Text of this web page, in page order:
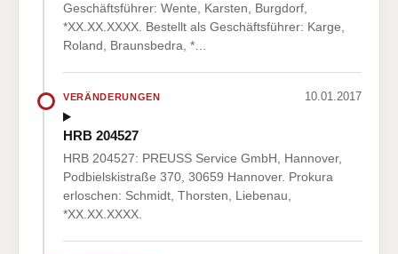
Geschäftsführer: Wente, Karsten, Burgdorf,
*XX.XX.XXXX. Bestellt als Geschäftsführer: Karge,
Roland, Braunsbedra, *…
VERÄNDERUNGEN 10.01.2017
HRB 204527
HRB 204527: PREUSS Service GmbH, Hannover,
Podbielskistraße 370, 30659 Hannover. Prokura
erloschen: Schmidt, Thorsten, Liebenau,
*XX.XX.XXXX.